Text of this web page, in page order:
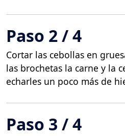
Paso 2 / 4
Cortar las cebollas en
las brochetas la carne y la
echarles un poco más de
Paso 3 / 4